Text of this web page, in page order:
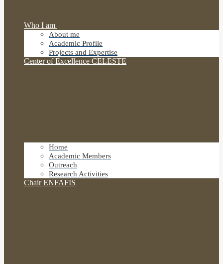
Who I am
About me
Academic Profile
Projects and Expertise
Center of Excellence CELESTE
Home
Academic Members
Outreach
Research Activities
Chair ENFAFIS